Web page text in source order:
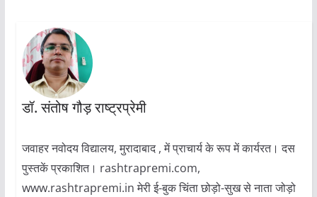
डॉ. संतोष गौड़ राष्ट्रप्रेमी
जवाहर नवोदय विद्यालय, मुरादाबाद , में प्राचार्य के रूप में कार्यरत। दस
पुस्तकें प्रकाशित। rashtrapremi.com,
www.rashtrapremi.in मेरी ई-बुक चिंता छोड़ो-सुख से नाता जोड़ो